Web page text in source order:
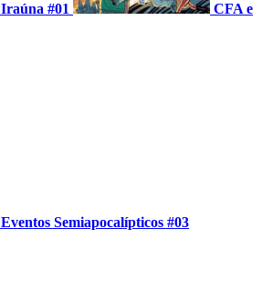
Iraúna #01
CFA e
Eventos Semiapocalípticos #03